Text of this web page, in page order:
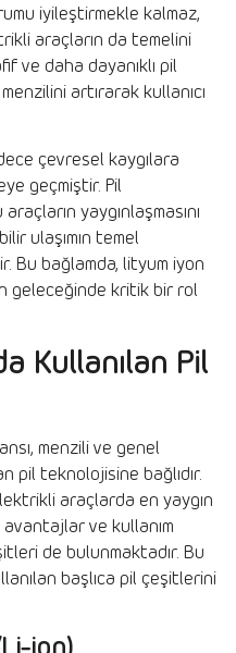
iyileştirmekle kalmaz,
araçların da temelini
ve daha dayanıklı pil
artırarak kullanıcı
çevresel kaygılara
geçmiştir. Pil
yaygınlaşmasını
ulaşımın temel
Bu bağlamda, lityum iyon
geleceğinde kritik bir rol
Kullanılan Pil
menzili ve genel
pil teknolojisine bağlıdır.
araçlarda en yaygın
ve kullanım
de bulunmaktadır. Bu
başlıca pil çeşitlerini